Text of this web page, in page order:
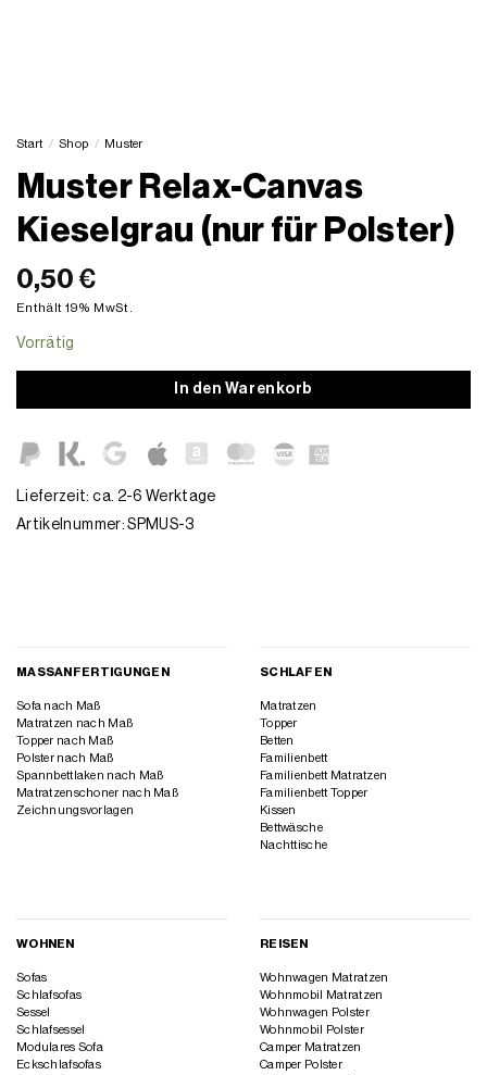
Start / Shop / Muster
Muster Relax-Canvas
Kieselgrau (nur für Polster)
0,50 €
Enthält 19% MwSt.
Vorrätig
In den Warenkorb
Lieferzeit: ca. 2-6 Werktage
Artikelnummer:SPMUS-3
MASSANFERTIGUNGEN
Sofa nach Maß
Matratzen nach Maß
Topper nach Maß
Polster nach Maß
Spannbettlaken nach Maß
Matratzenschoner nach Maß
Zeichnungsvorlagen
SCHLAFEN
Matratzen
Topper
Betten
Familienbett
Familienbett Matratzen
Familienbett Topper
Kissen
Bettwäsche
Nachttische
WOHNEN
Sofas
Schlafsofas
Sessel
Schlafsessel
Modulares Sofa
Eckschlafsofas
REISEN
Wohnwagen Matratzen
Wohnmobil Matratzen
Wohnwagen Polster
Wohnmobil Polster
Camper Matratzen
Camper Polster